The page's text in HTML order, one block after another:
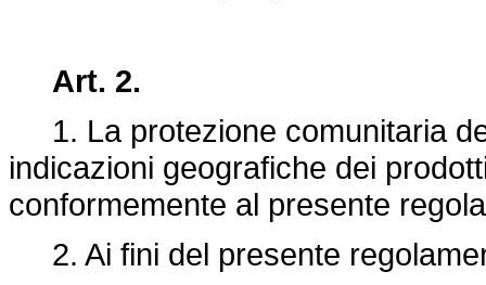
Art. 2.
1. La protezione comunitaria
indicazioni geografiche dei
conformemente al presente
2. Ai fini del presente